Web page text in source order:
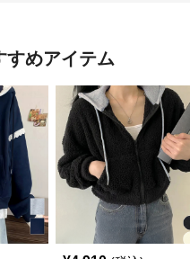
すめアイテム